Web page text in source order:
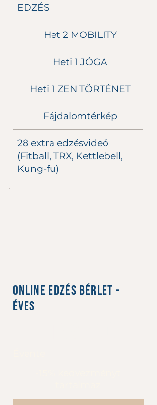
EDZÉS
Het 2 MOBILITY
Heti 1 JÓGA
Heti 1 ZEN TÖRTÉNET
Fájdalomtérkép
28 extra edzésvideó
(Fitball, TRX, Kettlebell,
Kung-fu)
Online edzés bérlet -
Éves